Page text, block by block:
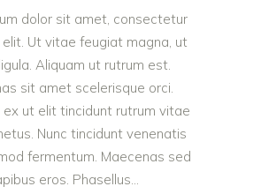
dolor sit amet, consectetur
elit. Ut vitae feugiat magna, ut
Aliquam ut rutrum est.
sit amet scelerisque orci.
ut elit tincidunt rutrum vitae
Nunc tincidunt venenatis
fermentum. Maecenas sed
eros. Phasellus...